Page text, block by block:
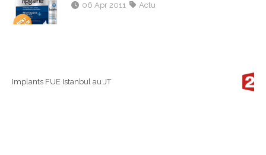
06 Apr 2011 Actu
Implants FUE Istanbul au JT